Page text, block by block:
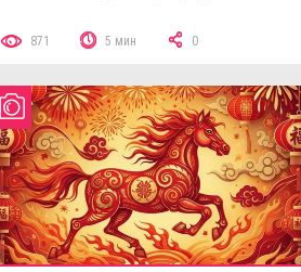
871 5 мин 0